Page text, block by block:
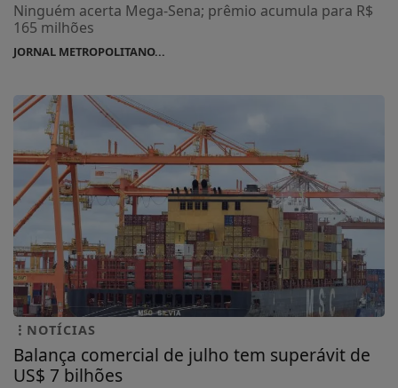
Ninguém acerta Mega-Sena; prêmio acumula para R$
165 milhões
JORNAL METROPOLITANO...
NOTÍCIAS
Balança comercial de julho tem superávit de
US$ 7 bilhões